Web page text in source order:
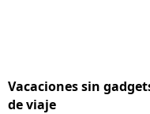
Vacaciones sin
de viaje